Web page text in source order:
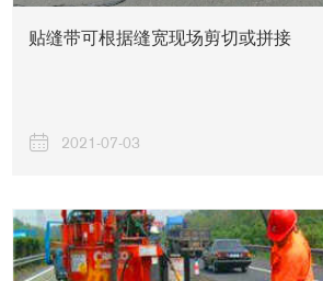
贴缝带可根据缝宽现场剪切或拼接
2021-07-03